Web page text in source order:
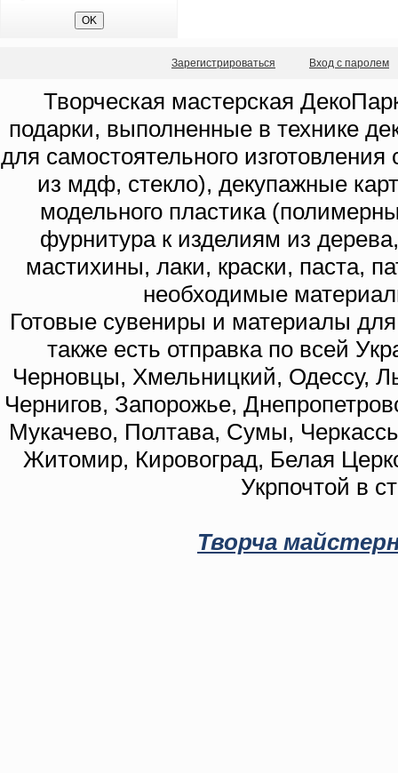
Зарегистрироваться Вход с паролем
Творческая мастерская
подарки, выполненные в технике
для самостоятельного
из мдф, стекло), декупажные
модельного пластика
фурнитура к изделиям из
мастихины, лаки, краски, паста,
необходимые
Готовые сувениры и материалы
также есть отправка по всей
Черновцы, Хмельницкий, Одессу,
Чернигов, Запорожье,
Мукачево, Полтава, Сумы,
Житомир, Кировоград, Белая
Укрпочтой в
Творча